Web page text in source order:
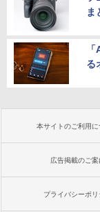
ま
る
本サイトのご利用に
広告掲載のご案
プライバシーポリ